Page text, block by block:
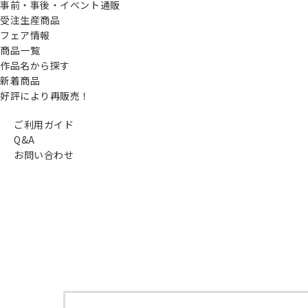
事前・事後・イベント通販
受注生産商品
フェア情報
商品一覧
作品名から探す
新着商品
好評により再販売！
ご利用ガイド
Q&A
お問い合わせ